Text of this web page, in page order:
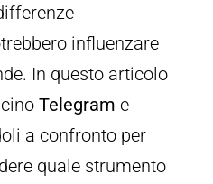
influenzare
In questo articolo
Telegram e
a confronto per
quale strumento